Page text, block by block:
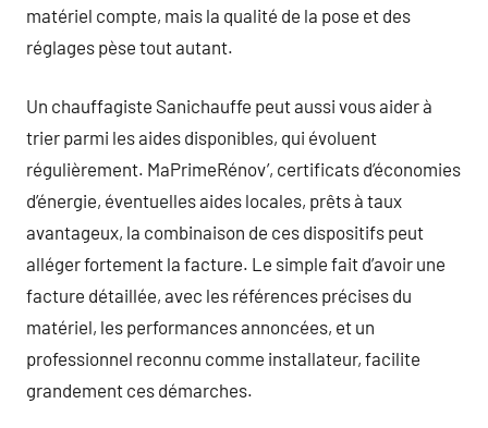
matériel compte, mais la qualité de la pose et des
réglages pèse tout autant.
Un chauffagiste Sanichauffe peut aussi vous aider à
trier parmi les aides disponibles, qui évoluent
régulièrement. MaPrimeRénov’, certificats d’économies
d’énergie, éventuelles aides locales, prêts à taux
avantageux, la combinaison de ces dispositifs peut
alléger fortement la facture. Le simple fait d’avoir une
facture détaillée, avec les références précises du
matériel, les performances annoncées, et un
professionnel reconnu comme installateur, facilite
grandement ces démarches.